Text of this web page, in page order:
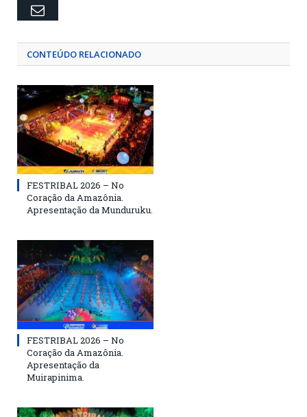
Email
CONTEÚDO RELACIONADO
FESTRIBAL 2026 – No
Coração da Amazônia.
Apresentação da Munduruku.
FESTRIBAL 2026 – No
Coração da Amazônia.
Apresentação da
Muirapinima.